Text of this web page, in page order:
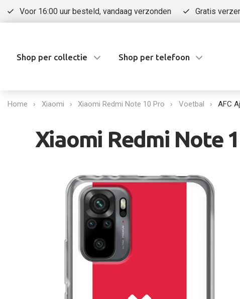
Voor 16:00 uur besteld, vandaag verzonden Gratis
Shop per collectie Shop per telefoon
Home Xiaomi Xiaomi Redmi Note 10 Pro Voetbal AFC
Xiaomi Redmi Note